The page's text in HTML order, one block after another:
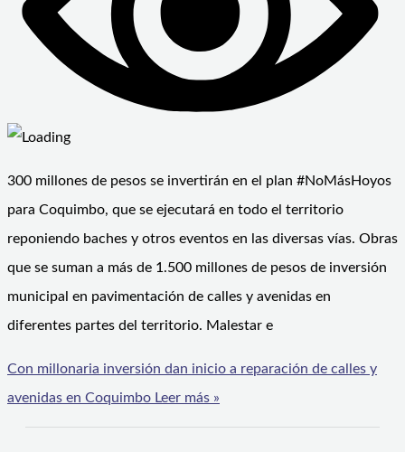
300 millones de pesos se invertirán en el plan #NoMásHoyos
para Coquimbo, que se ejecutará en todo el territorio
reponiendo baches y otros eventos en las diversas vías. Obras
que se suman a más de 1.500 millones de pesos de inversión
municipal en pavimentación de calles y avenidas en
diferentes partes del territorio. Malestar e
Con millonaria inversión dan inicio a reparación de calles y
avenidas en Coquimbo Leer más »